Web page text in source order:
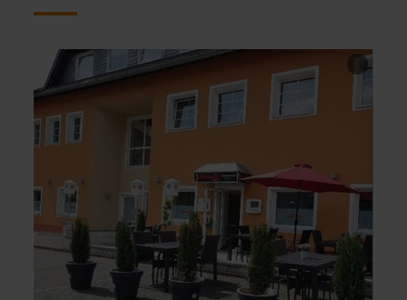
learn
more
about:
Restaurant
Rockabilly
learn
more
Zum